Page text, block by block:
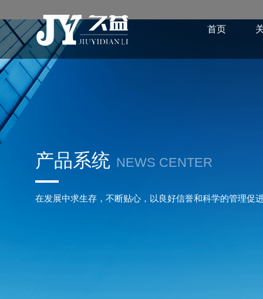
首页
产品系统 NEWS CENTER
在发展中求生存，不断贴心，以良好信誉和科学的管理促